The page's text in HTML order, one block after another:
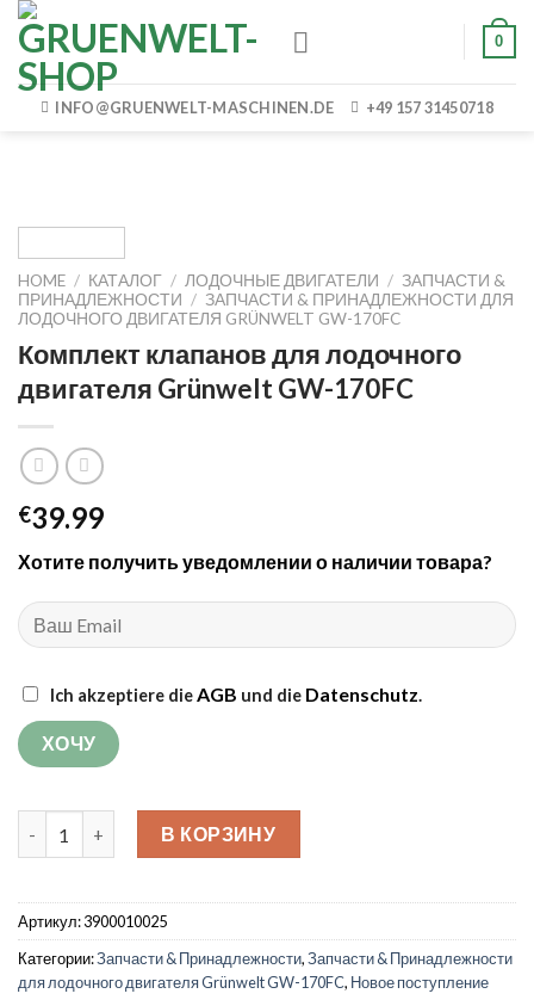
Skip
content
0
INFO@GRUENWELT-MASCHINEN.DE +49 157 31450718
HOME / КАТАЛОГ / ЛОДОЧНЫЕ ДВИГАТЕЛИ / ЗАПЧАСТИ &
ПРИНАДЛЕЖНОСТИ / ЗАПЧАСТИ & ПРИНАДЛЕЖНОСТИ ДЛЯ
ЛОДОЧНОГО ДВИГАТЕЛЯ GRÜNWELT GW-170FC
Комплект клапанов для лодочного
двигателя Grünwelt GW-170FC
€39.99
Хотите получить уведомлении о наличии товара?
Ich akzeptiere die AGB und die Datenschutz.
Количество товара Комплект клапанов для лодочного
В КОРЗИНУ
Артикул:3900010025
Категории:Запчасти & Принадлежности,Запчасти & Принадлежности
для лодочного двигателя Grünwelt GW-170FC, Новое поступление